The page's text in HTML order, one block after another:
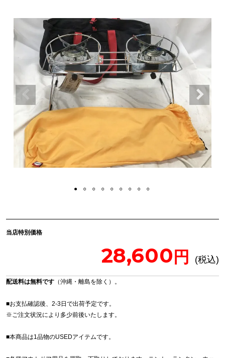
当店特別価格
28,600
配送料は無料です （沖縄・離島を除く）。
■お支払確認後、2-3日で出荷予定です。
※ご注文状況により多少前後いたします。
■本商品は1品物のUSEDアイテムです。